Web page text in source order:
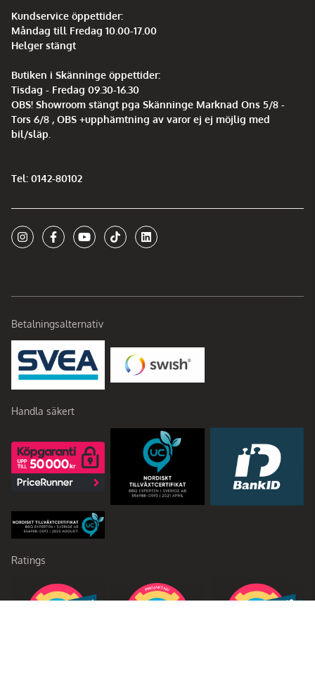
Kundservice öppettider:
Måndag till Fredag 10.00-17.00
Helger stängt
Butiken i Skänninge öppettider:
Tisdag - Fredag 09.30-16.30
OBS! Showroom stängt pga Skänninge Marknad Ons 5/8 -
Tors 6/8 , OBS +upphämtning av varor ej ej möjlig med
bil/släp.
Tel: 0142-80102
Betalningsalternativ
Handla säkert
Ratings